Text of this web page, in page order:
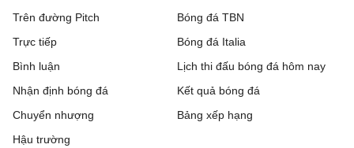
Trên đường Pitch
Trực tiếp
Bóng đá TBN
Bóng đá Italia
Bình luận
Nhận định bóng đá
Chuyển nhượng
Hậu trường
Lịch thi đấu bóng đá hôm nay
Kết quả bóng đá
Bảng xếp hạng